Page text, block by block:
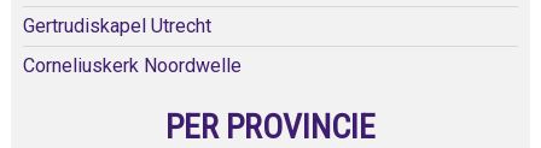
Gertrudiskapel Utrecht
Corneliuskerk Noordwelle
PER PROVINCIE